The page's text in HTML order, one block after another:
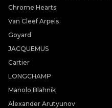
Chrome Hearts
Van Cleef Arpels
Goyard
JACQUEMUS
Cartier
LONGCHAMP
Manolo Blahnik
Alexander Arutyunov